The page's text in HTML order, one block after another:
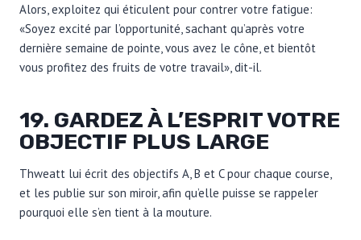
Alors, exploitez qui éticulent pour contrer votre fatigue:
«Soyez excité par l’opportunité, sachant qu’après votre
dernière semaine de pointe, vous avez le cône, et bientôt
vous profitez des fruits de votre travail», dit-il.
19. GARDEZ À L’ESPRIT VOTRE
OBJECTIF PLUS LARGE
Thweatt lui écrit des objectifs A, B et C pour chaque course,
et les publie sur son miroir, afin qu’elle puisse se rappeler
pourquoi elle s’en tient à la mouture.